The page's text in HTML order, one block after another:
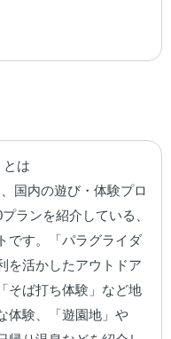
とは
国内の遊び・体験プロ
ランを紹介している、
です。「パラグライダ
を活かしたアウトドア
そば打ち体験」など地
体験、「遊園地」や